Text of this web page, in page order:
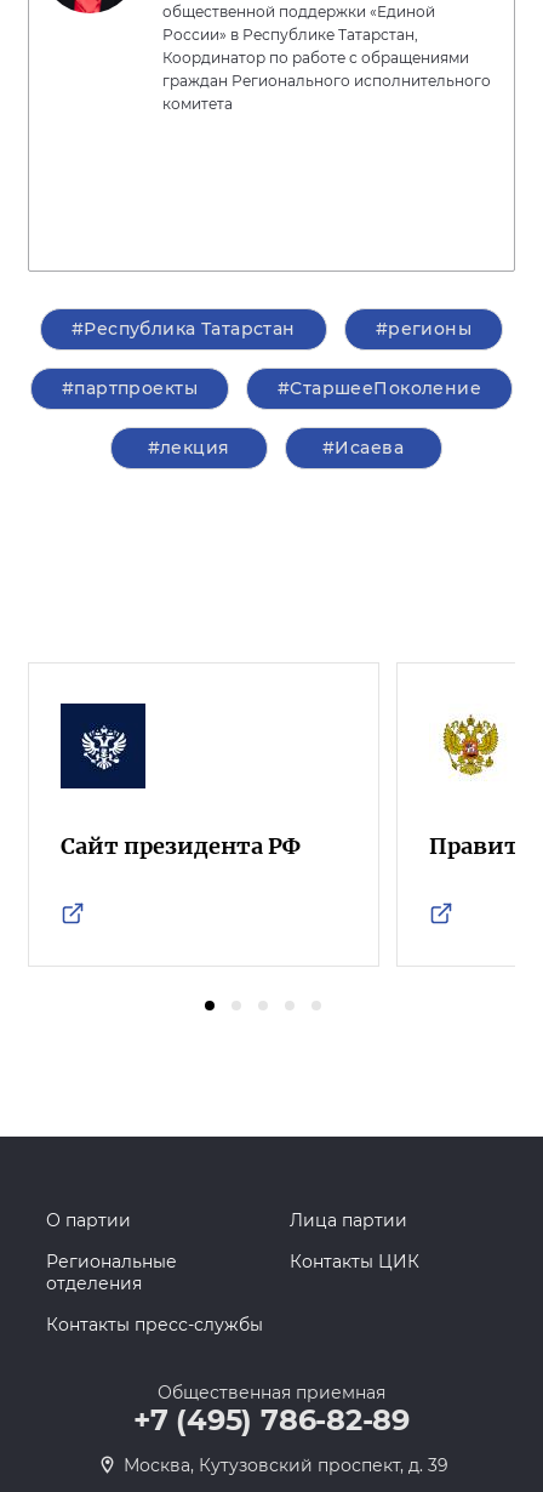
общественной поддержки «Единой
России» в Республике Татарстан,
Координатор по работе с обращениями
граждан Регионального исполнительного
комитета
#Республика Татарстан #регионы
#партпроекты #СтаршееПоколение
#лекция #Исаева
Сайт президента РФ
О партии
Лица партии
Региональные
отделения
Контакты ЦИК
Контакты пресс-службы
Общественная приемная
+7 (495) 786-82-89
Москва, Кутузовский проспект, д. 39